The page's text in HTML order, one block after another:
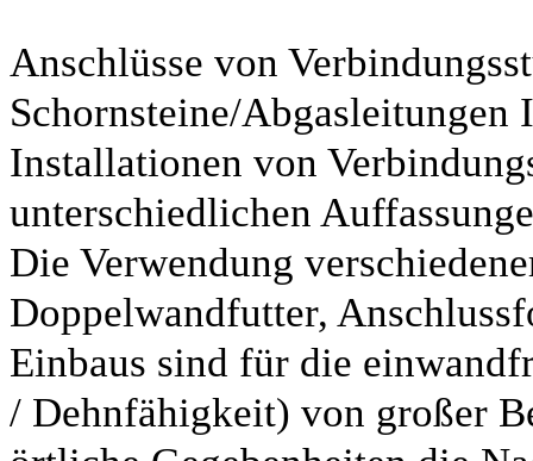
Anschlüsse von
Schornsteine/
Installationen von
unterschiedlichen
Die Verwendung
Doppelwandfutter,
Einbaus sind für die
/ Dehnfähigkeit) von großer